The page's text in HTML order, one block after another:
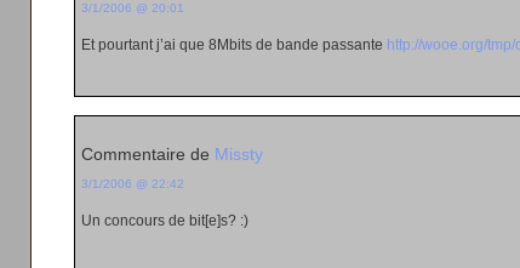
3/1/2006 @ 20:01
Et pourtant j’ai que 8Mbits de bande passante http://wooe.org/tmp/
Commentaire de Missty
3/1/2006 @ 22:42
Un concours de bit[e]s? :)